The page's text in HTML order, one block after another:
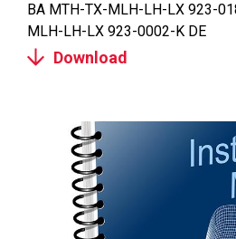
BA MTH-TX-MLH-LH-LX 923-
MLH-LH-LX 923-0002-K DE
Download